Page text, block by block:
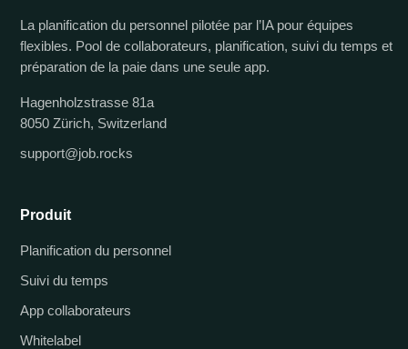
La planification du personnel pilotée par l’IA pour équipes
flexibles. Pool de collaborateurs, planification, suivi du temps et
préparation de la paie dans une seule app.
Hagenholzstrasse 81a
8050 Zürich, Switzerland
support@job.rocks
Produit
Planification du personnel
Suivi du temps
App collaborateurs
Whitelabel